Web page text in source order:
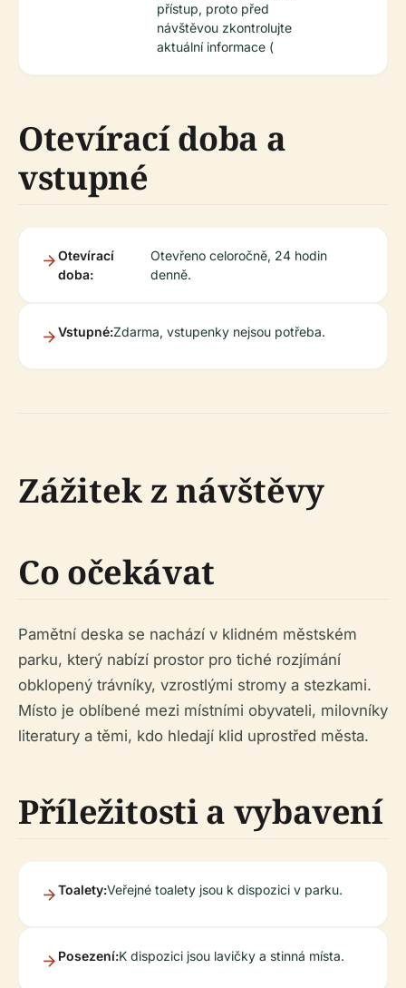
přístup, proto před
návštěvou zkontrolujte
aktuální informace (
Otevírací doba a
vstupné
Otevírací
doba:
Otevřeno celoročně, 24 hodin
denně.
Vstupné:Zdarma, vstupenky nejsou potřeba.
Zážitek z návštěvy
Co očekávat
Pamětní deska se nachází v klidném městském
parku, který nabízí prostor pro tiché rozjímání
obklopený trávníky, vzrostlými stromy a stezkami.
Místo je oblíbené mezi místními obyvateli, milovníky
literatury a těmi, kdo hledají klid uprostřed města.
Příležitosti a vybavení
Toalety:Veřejné toalety jsou k dispozici v parku.
Posezení:K dispozici jsou lavičky a stinná místa.